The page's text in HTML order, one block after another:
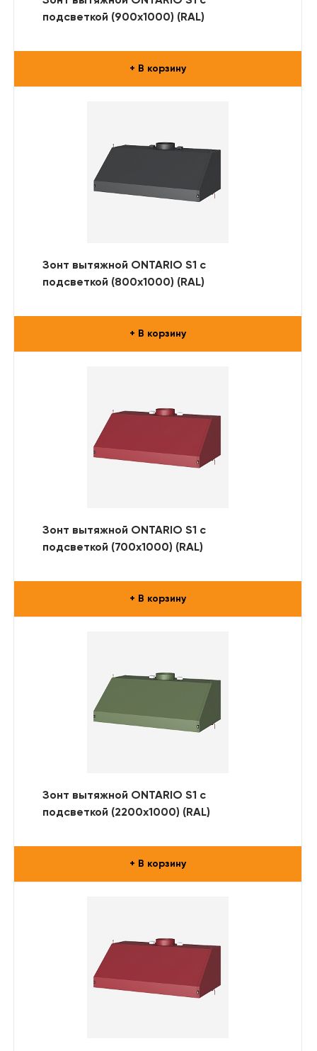
подсветкой (900x1000) (RAL)
+ В корзину
Зонт вытяжной ONTARIO S1 с
подсветкой (800x1000) (RAL)
+ В корзину
Зонт вытяжной ONTARIO S1 с
подсветкой (700x1000) (RAL)
+ В корзину
Зонт вытяжной ONTARIO S1 с
подсветкой (2200x1000) (RAL)
+ В корзину